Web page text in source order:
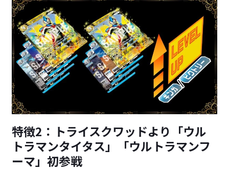
特徴2：トライスクワッドより「ウル
トラマンタイタス」「ウルトラマンフ
ーマ」初参戦